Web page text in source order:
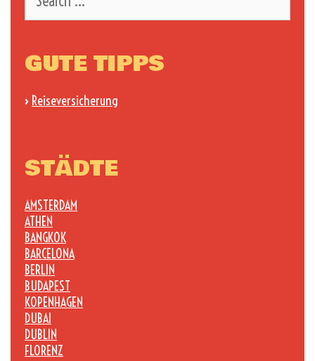
for:
GUTE TIPPS
› Reiseversicherung
STÄDTE
AMSTERDAM
ATHEN
BANGKOK
BARCELONA
BERLIN
BUDAPEST
KOPENHAGEN
DUBAI
DUBLIN
FLORENZ